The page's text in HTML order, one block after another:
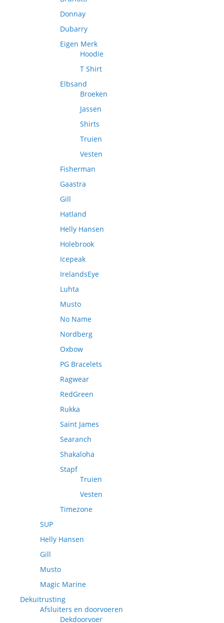
Donnay
Dubarry
Eigen Merk
Hoodie
T Shirt
Elbsand
Broeken
Jassen
Shirts
Truien
Vesten
Fisherman
Gaastra
Gill
Hatland
Helly Hansen
Holebrook
Icepeak
IrelandsEye
Luhta
Musto
No Name
Nordberg
Oxbow
PG Bracelets
Ragwear
RedGreen
Rukka
Saint James
Searanch
Shakaloha
Stapf
Truien
Vesten
Timezone
SUP
Helly Hansen
Gill
Musto
Magic Marine
Dekuitrusting
Afsluiters en doorvoeren
Dekdoorvoer